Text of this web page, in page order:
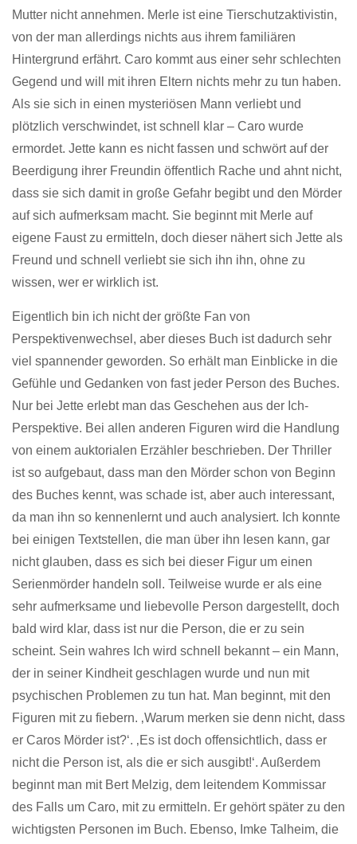
Mutter nicht annehmen. Merle ist eine Tierschutzaktivistin,
von der man allerdings nichts aus ihrem familiären
Hintergrund erfährt. Caro kommt aus einer sehr schlechten
Gegend und will mit ihren Eltern nichts mehr zu tun haben.
Als sie sich in einen mysteriösen Mann verliebt und
plötzlich verschwindet, ist schnell klar – Caro wurde
ermordet. Jette kann es nicht fassen und schwört auf der
Beerdigung ihrer Freundin öffentlich Rache und ahnt nicht,
dass sie sich damit in große Gefahr begibt und den Mörder
auf sich aufmerksam macht. Sie beginnt mit Merle auf
eigene Faust zu ermitteln, doch dieser nähert sich Jette als
Freund und schnell verliebt sie sich ihn ihn, ohne zu
wissen, wer er wirklich ist.
Eigentlich bin ich nicht der größte Fan von
Perspektivenwechsel, aber dieses Buch ist dadurch sehr
viel spannender geworden. So erhält man Einblicke in die
Gefühle und Gedanken von fast jeder Person des Buches.
Nur bei Jette erlebt man das Geschehen aus der Ich-
Perspektive. Bei allen anderen Figuren wird die Handlung
von einem auktorialen Erzähler beschrieben. Der Thriller
ist so aufgebaut, dass man den Mörder schon von Beginn
des Buches kennt, was schade ist, aber auch interessant,
da man ihn so kennenlernt und auch analysiert. Ich konnte
bei einigen Textstellen, die man über ihn lesen kann, gar
nicht glauben, dass es sich bei dieser Figur um einen
Serienmörder handeln soll. Teilweise wurde er als eine
sehr aufmerksame und liebevolle Person dargestellt, doch
bald wird klar, dass ist nur die Person, die er zu sein
scheint. Sein wahres Ich wird schnell bekannt – ein Mann,
der in seiner Kindheit geschlagen wurde und nun mit
psychischen Problemen zu tun hat. Man beginnt, mit den
Figuren mit zu fiebern. ‚Warum merken sie denn nicht, dass
er Caros Mörder ist?‘. ‚Es ist doch offensichtlich, dass er
nicht die Person ist, als die er sich ausgibt!‘. Außerdem
beginnt man mit Bert Melzig, dem leitendem Kommissar
des Falls um Caro, mit zu ermitteln. Er gehört später zu den
wichtigsten Personen im Buch. Ebenso, Imke Talheim, die